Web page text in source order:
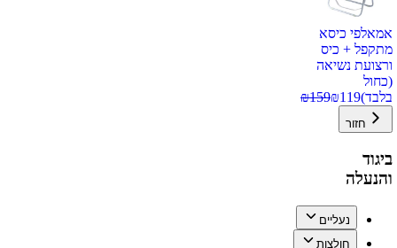
אמאלפי כיסא
מתקפל + כיס
ורצועת נשיאה
(כחול
בלבד)
₪119
₪159
חזור
ביגוד
והנעלה
נעליים
חולצות